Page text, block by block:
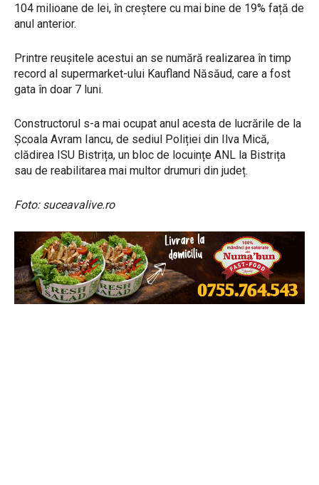
104 milioane de lei, în creștere cu mai bine de 19% față de
anul anterior.
Printre reușitele acestui an se numără realizarea în timp
record al supermarket-ului Kaufland Năsăud, care a fost
gata în doar 7 luni.
Constructorul s-a mai ocupat anul acesta de lucrările de la
Școala Avram Iancu, de sediul Poliției din Ilva Mică,
clădirea ISU Bistrița, un bloc de locuințe ANL la Bistrița
sau de reabilitarea mai multor drumuri din județ.
Foto: suceavalive.ro